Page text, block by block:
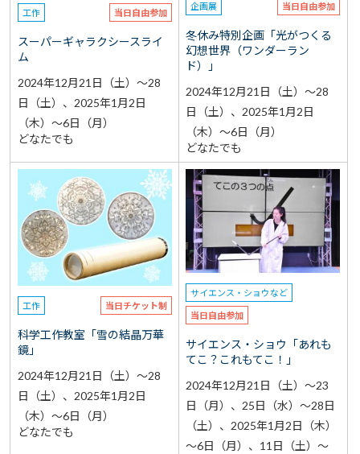
工作 当日自由参加
スーパーギャラクシースライ
ム
2024年12月21日（土）～28
日（土）、2025年1月2日
（木）～6日（月）
どなたでも
企画展 当日自由参加
冬休み特別企画「光がつくる
幻想世界（ワンダーラン
ド）」
2024年12月21日（土）～28
日（土）、2025年1月2日
（木）～6日（月）
どなたでも
工作 当日チケット制
科学工作教室「雪の結晶万華
鏡」
2024年12月21日（土）～28
日（土）、2025年1月2日
（木）～6日（月）
どなたでも
サイエンス・ショウなど
当日自由参加
サイエンス・ショウ「あれも
てこ？これもてこ！」
2024年12月21日（土）～23
日（月）、25日（水）～28日
（土）、2025年1月2日（木）
～6日（月）、11日（土）～